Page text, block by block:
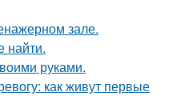
зале.
найти.
руками.
как живут первые